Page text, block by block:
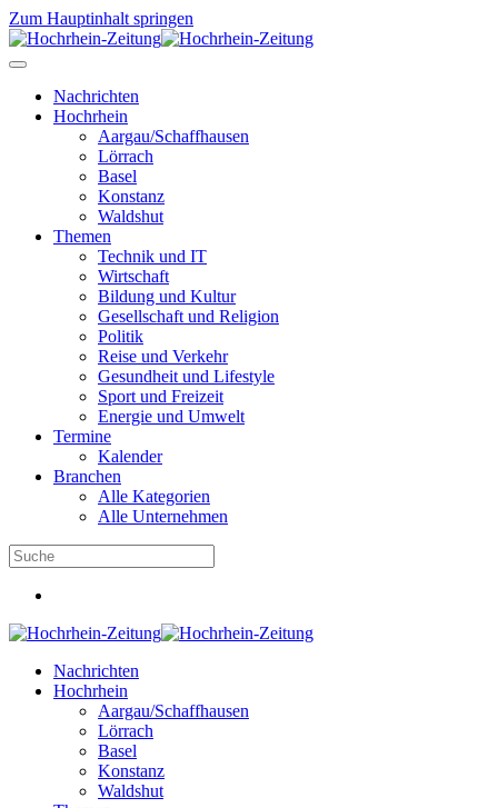
Zum Hauptinhalt springen
Nachrichten
Hochrhein
Aargau/Schaffhausen
Lörrach
Basel
Konstanz
Waldshut
Themen
Technik und IT
Wirtschaft
Bildung und Kultur
Gesellschaft und Religion
Politik
Reise und Verkehr
Gesundheit und Lifestyle
Sport und Freizeit
Energie und Umwelt
Termine
Kalender
Branchen
Alle Kategorien
Alle Unternehmen
Nachrichten
Hochrhein
Aargau/Schaffhausen
Lörrach
Basel
Konstanz
Waldshut